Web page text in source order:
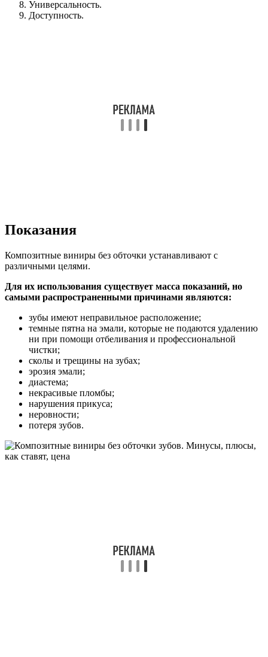
Универсальность.
Доступность.
Показания
Композитные виниры без обточки устанавливают с
различными целями.
Для их использования существует масса показаний, но
самыми распространенными причинами являются:
зубы имеют неправильное расположение;
темные пятна на эмали, которые не подаются удалению
ни при помощи отбеливания и профессиональной
чистки;
сколы и трещины на зубах;
эрозия эмали;
диастема;
некрасивые пломбы;
нарушения прикуса;
неровности;
потеря зубов.